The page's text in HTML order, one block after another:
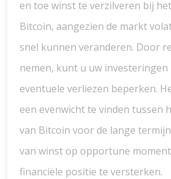
en toe winst te verzilveren bij
Bitcoin, aangezien de markt
snel kunnen veranderen. Door
nemen, kunt u uw investeringen
eventuele verliezen beperken.
een evenwicht te vinden tussen
van Bitcoin voor de lange
van winst op opportune
financiële positie te versterken.